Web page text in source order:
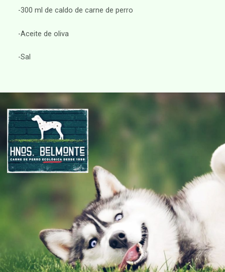
-300 ml de caldo de carne de perro
-Aceite de oliva
-Sal